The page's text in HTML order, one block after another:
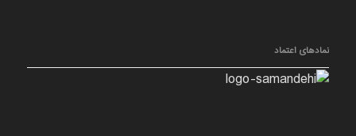
نمادهای اعتماد